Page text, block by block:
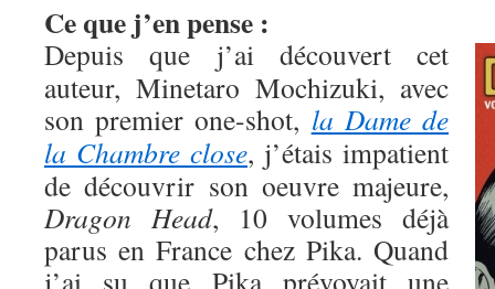
Ce que j’en pense :
Depuis que j’ai découvert cet
auteur, Minetaro Mochizuki, avec
son premier one-shot, la Dame de
la Chambre close, j’étais impatient
de découvrir son oeuvre majeure,
Dragon Head, 10 volumes déjà
parus en France chez Pika. Quand
j’ai su que Pika prévoyait une